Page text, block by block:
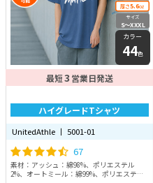
厚さ5.6oz
サイズ
S〜XXXL
カラー
44色
最短3 営業日発送
ハイグレードTシャツ
UnitedAthle 丨 5001-01
67
素材：アッシュ：綿98%、ポリエステル
2%、オートミール：綿99%、ポリエステル